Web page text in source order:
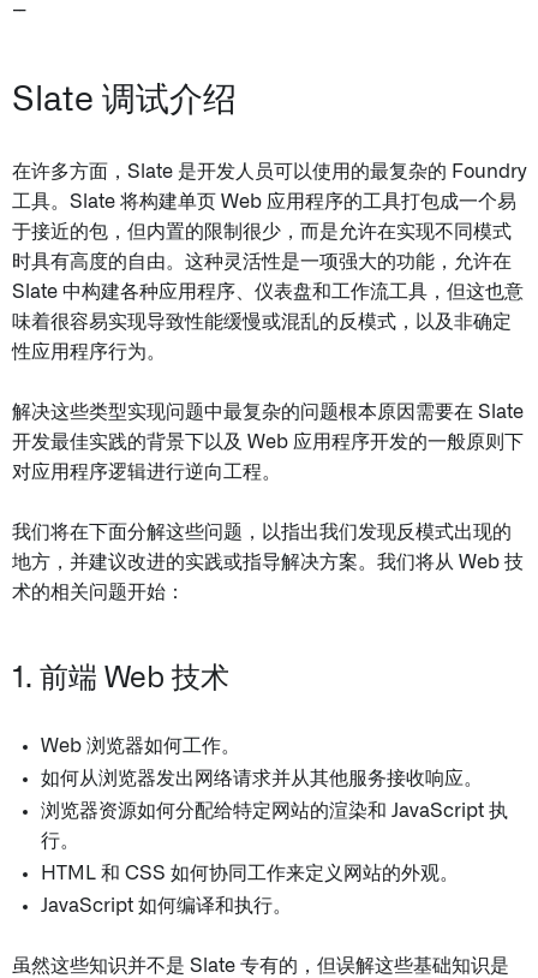
--
Slate 调试介绍
在许多方面，Slate 是开发人员可以使用的最复杂的 Foundry
工具。Slate 将构建单页 Web 应用程序的工具打包成一个易
于接近的包，但内置的限制很少，而是允许在实现不同模式
时具有高度的自由。这种灵活性是一项强大的功能，允许在
Slate 中构建各种应用程序、仪表盘和工作流工具，但这也意
味着很容易实现导致性能缓慢或混乱的反模式，以及非确定
性应用程序行为。
解决这些类型实现问题中最复杂的问题根本原因需要在 Slate
开发最佳实践的背景下以及 Web 应用程序开发的一般原则下
对应用程序逻辑进行逆向工程。
我们将在下面分解这些问题，以指出我们发现反模式出现的
地方，并建议改进的实践或指导解决方案。我们将从 Web 技
术的相关问题开始：
1. 前端 Web 技术
Web 浏览器如何工作。
如何从浏览器发出网络请求并从其他服务接收响应。
浏览器资源如何分配给特定网站的渲染和 JavaScript 执
行。
HTML 和 CSS 如何协同工作来定义网站的外观。
JavaScript 如何编译和执行。
虽然这些知识并不是 Slate 专有的，但误解这些基础知识是